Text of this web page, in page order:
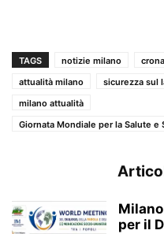
TAGS notizie milano
attualità milano
sicurezza sul
milano attualità
Giornata Mondiale per la Salute e
per il